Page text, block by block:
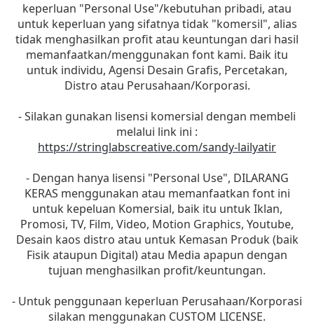
keperluan "Personal Use"/kebutuhan pribadi, atau
untuk keperluan yang sifatnya tidak "komersil", alias
tidak menghasilkan profit atau keuntungan dari hasil
memanfaatkan/menggunakan font kami. Baik itu
untuk individu, Agensi Desain Grafis, Percetakan,
Distro atau Perusahaan/Korporasi.
- Silakan gunakan lisensi komersial dengan membeli
melalui link ini :
https://stringlabscreative.com/sandy-lailyatir
- Dengan hanya lisensi "Personal Use", DILARANG
KERAS menggunakan atau memanfaatkan font ini
untuk kepeluan Komersial, baik itu untuk Iklan,
Promosi, TV, Film, Video, Motion Graphics, Youtube,
Desain kaos distro atau untuk Kemasan Produk (baik
Fisik ataupun Digital) atau Media apapun dengan
tujuan menghasilkan profit/keuntungan.
- Untuk penggunaan keperluan Perusahaan/Korporasi
silakan menggunakan CUSTOM LICENSE.